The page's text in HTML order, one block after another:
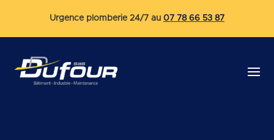
Urgence plomberie 24/7 au 07 78 66 53 87